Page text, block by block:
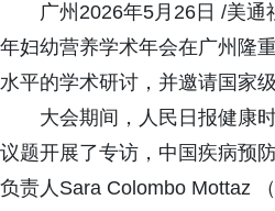
广州2026年5月26日 /美
年妇幼营养学术年会在广州隆
水平的学术研讨，并邀请国家
大会期间，人民日报健康
议题开展了专访，中国疾病预
负责人Sara Colombo Mottaz